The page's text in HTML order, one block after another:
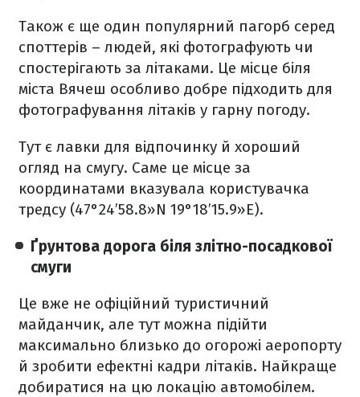
Також є ще один популярний пагорб серед
споттерів – людей, які фотографують чи
спостерігають за літаками. Це місце біля
міста Вячеш особливо добре підходить для
фотографування літаків у гарну погоду.
Тут є лавки для відпочинку й хороший
огляд на смугу. Саме це місце за
координатами вказувала користувачка
тредсу (47°24’58.8»N 19°18’15.9»E).
Ґрунтова дорога біля злітно-посадкової
смуги
Це вже не офіційний туристичний
майданчик, але тут можна підійти
максимально близько до огорожі аеропорту
й зробити ефектні кадри літаків. Найкраще
добиратися на цю локацію автомобілем.